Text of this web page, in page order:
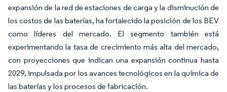
expansión de la red de estaciones de carga y la disminución de
los costos de las baterías, ha fortalecido la posición de los BEV
como líderes del mercado. El segmento también está
experimentando la tasa de crecimiento más alta del mercado,
con proyecciones que indican una expansión continua hasta
2029, impulsada por los avances tecnológicos en la química de
las baterías y los procesos de fabricación.